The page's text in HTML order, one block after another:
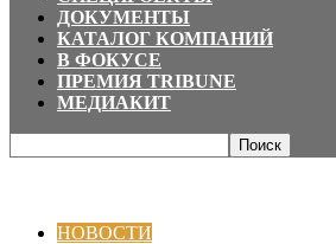
ДОКУМЕНТЫ
КАТАЛОГ КОМПАНИЙ
В ФОКУСЕ
ПРЕМИЯ TRIBUNE
МЕДИАКИТ
НОВОСТИ